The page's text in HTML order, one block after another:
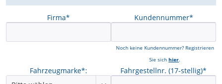
Firma* Kundennummer*
Noch keine Kundennummer? Registrieren
Sie sich hier.
Fahrzeugmarke*: Fahrgestellnr. (17-stellig)*